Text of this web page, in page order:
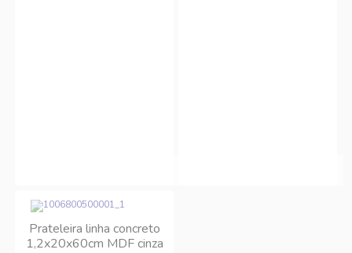
Prateleira linha concreto
1,2x20x60cm MDF cinza